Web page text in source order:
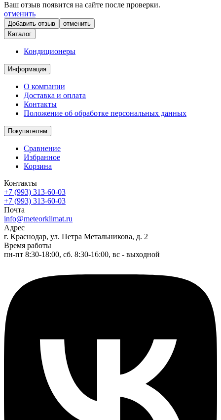
Ваш отзыв появится на сайте после проверки.
отменить
отменить
Каталог
Кондиционеры
Информация
О компании
Доставка и оплата
Контакты
Положение об обработке персональных данных
Покупателям
Сравнение
Избранное
Корзина
Контакты
+7 (993) 313-60-03
+7 (993) 313-60-03
Почта
info@meteorklimat.ru
Адрес
г. Краснодар, ул. Петра Метальникова, д. 2
Время работы
пн-пт 8:30-18:00, сб. 8:30-16:00, вс - выходной